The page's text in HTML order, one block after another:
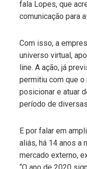
fala Lopes, que
comunicação para
Com isso, a
universo virtual,
line. A ação, já
permitiu com que
posicionar e atuar
período de
E por falar em
aliás, há 14 anos a
mercado externo,